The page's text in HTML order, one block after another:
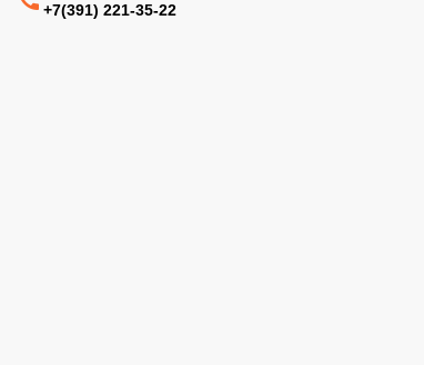
+7(391) 221-35-22